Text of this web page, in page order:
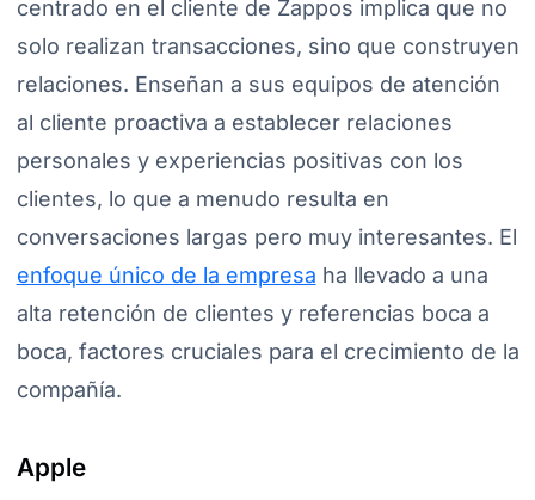
centrado en el cliente de Zappos implica que no
solo realizan transacciones, sino que construyen
relaciones. Enseñan a sus equipos de atención
al cliente proactiva a establecer relaciones
personales y experiencias positivas con los
clientes, lo que a menudo resulta en
conversaciones largas pero muy interesantes. El
enfoque único de la empresa ha llevado a una
alta retención de clientes y referencias boca a
boca, factores cruciales para el crecimiento de la
compañía.
Apple